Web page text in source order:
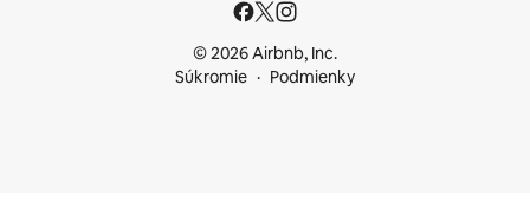
© 2026 Airbnb, Inc.
Súkromie
Podmienky